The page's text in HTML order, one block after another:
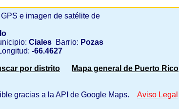
e imagen de satélite de
Ciales Barrio: Pozas
-66.4627
por distrito Mapa general de Puerto Rico
gracias a la API de Google Maps. Aviso Legal